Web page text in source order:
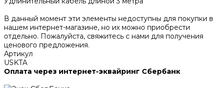
В данный момент эти элементы недоступны для покупки в
нашем интернет-магазине, но их можно приобрести
отдельно. Пожалуйста, свяжитесь с нами для получения
ценового предложения.
Артикул
USKTA
Оплата через интернет-эквайринг Сбербанк